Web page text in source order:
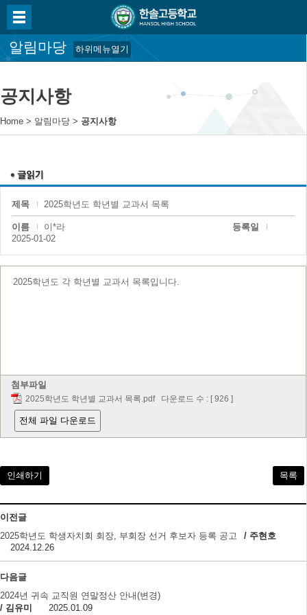
알림마당 하위메뉴열기
공지사항
Home > 알림마당 > 공지사항
제목 2025학년도 학년별 교과서 목록
이름 이*라
등록일
2025-01-02
2025학년도 각 학년별 교과서 목록입니다.
첨부파일
2025학년도 학년별 교과서 목록.pdf다운로드 수 : [ 926 ]
전체 파일 다운로드
인쇄하기 목록
이전글
2025학년도 학생자치회 회장, 부회장 선거 후보자 등록 공고
/ 주현호
2024.12.26
다음글
2024년 귀속 교직원 연말정산 안내(변경)
/ 김유미
2025.01.09